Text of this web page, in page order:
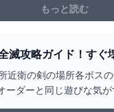
watch?v=-
ケンシュピールしゃ
もっと読む
滅攻略ガイド！すぐ
を倒す必須知識 ゼル
ングダム -
近衛の剣の場所各ボス
ーダーと同じ遊びな気